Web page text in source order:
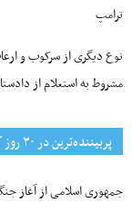
ترامپ
نوع دیگری از سرکوب و
مشروط به استعلام از
پربیننده‌ترین‌ در ۳۰ روز گذشته
جمهوری اسلامی از آغاز